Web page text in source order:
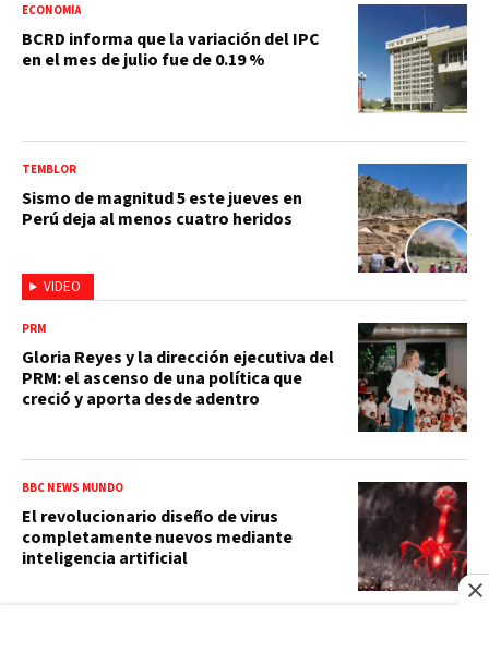
ECONOMÍA
BCRD informa que la variación del IPC
en el mes de julio fue de 0.19 %
VIDEO
TEMBLOR
Sismo de magnitud 5 este jueves en
Perú deja al menos cuatro heridos
PRM
Gloria Reyes y la dirección ejecutiva del
PRM: el ascenso de una política que
creció y aporta desde adentro
BBC NEWS MUNDO
El revolucionario diseño de virus
completamente nuevos mediante
inteligencia artificial